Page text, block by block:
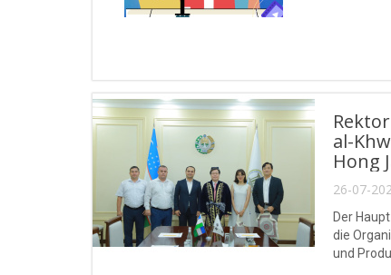
al-
Hong
26-07-
Der
die
und